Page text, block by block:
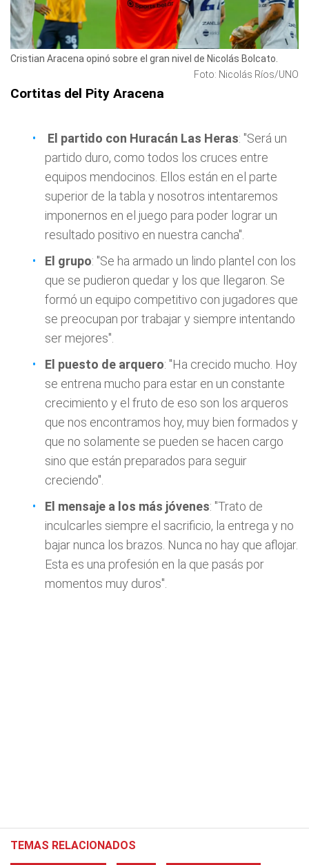
Cristian Aracena opinó sobre el gran nivel de Nicolás Bolcato.
Foto: Nicolás Ríos/UNO
Cortitas del Pity Aracena
El partido con Huracán Las Heras: "Será un
partido duro, como todos los cruces entre
equipos mendocinos. Ellos están en el parte
superior de la tabla y nosotros intentaremos
imponernos en el juego para poder lograr un
resultado positivo en nuestra cancha".
El grupo: "Se ha armado un lindo plantel con los
que se pudieron quedar y los que llegaron. Se
formó un equipo competitivo con jugadores que
se preocupan por trabajar y siempre intentando
ser mejores".
El puesto de arquero: "Ha crecido mucho. Hoy
se entrena mucho para estar en un constante
crecimiento y el fruto de eso son los arqueros
que nos encontramos hoy, muy bien formados y
que no solamente se pueden se hacen cargo
sino que están preparados para seguir
creciendo".
El mensaje a los más jóvenes: "Trato de
inculcarles siempre el sacrificio, la entrega y no
bajar nunca los brazos. Nunca no hay que aflojar.
Esta es una profesión en la que pasás por
momentos muy duros".
TEMAS RELACIONADOS